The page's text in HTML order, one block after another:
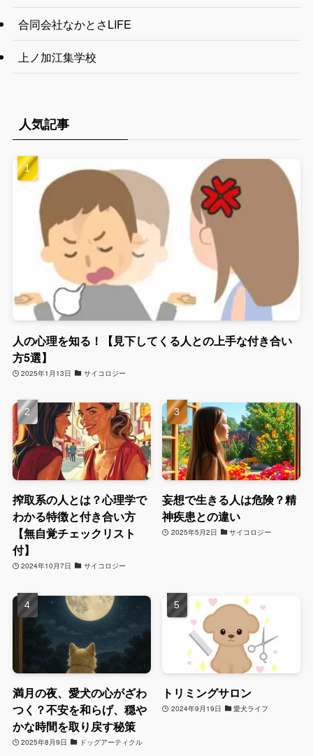
合同会社なかとさLIFE
上ノ加江集学校
人気記事
人の心理を知る！【見下してくる人との上手な付き合い
方5選】
2025年1月13日 サイコロジー
搾取系の人とは？心理学で
わかる特徴と付き合い方
【無自覚チェックリスト
付】
2024年10月7日 サイコロジー
妄想で生きる人は危険？精
神疾患との違い
2025年5月2日 サイコロジー
満月の夜、愛犬の心がざわ
つく？不安を和らげ、穏や
かな時間を取り戻す秘策
2025年8月9日 ドッグアーティクル
トリミングサロン
2024年9月19日 愛犬ライフ